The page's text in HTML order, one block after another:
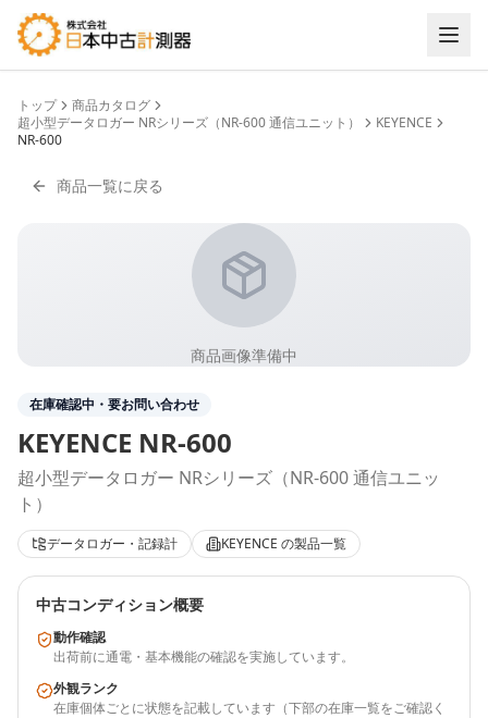
トップ
商品カタログ
超小型データロガー NRシリーズ（NR-600 通信ユニット）
KEYENCE
NR-600
商品一覧に戻る
商品画像準備中
在庫確認中・要お問い合わせ
KEYENCE NR-600
超小型データロガー NRシリーズ（NR-600 通信ユニッ
ト）
データロガー・記録計 KEYENCE の製品一覧
中古コンディション概要
動作確認
出荷前に通電・基本機能の確認を実施しています。
外観ランク
在庫個体ごとに状態を記載しています（下部の在庫一覧をご確認く